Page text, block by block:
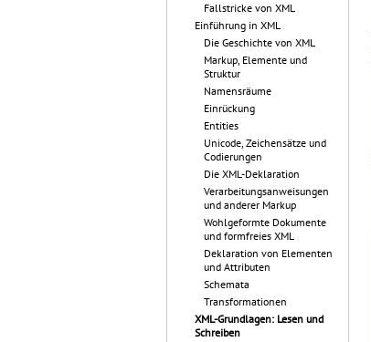
Fallstricke von XML
Einführung in XML
Die Geschichte von XML
Markup, Elemente und
Struktur
Namensräume
Einrückung
Entities
Unicode, Zeichensätze und
Codierungen
Die XML-Deklaration
Verarbeitungsanweisungen
und anderer Markup
Wohlgeformte Dokumente
und formfreies XML
Deklaration von Elementen
und Attributen
Schemata
Transformationen
XML-Grundlagen: Lesen und
Schreiben